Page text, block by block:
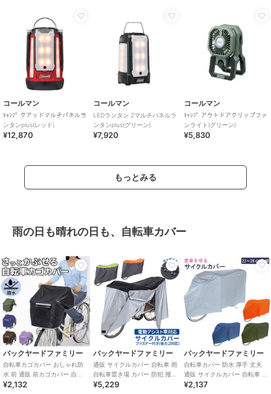
コールマン
ｷｬﾝﾌﾟ クアッドマルチパネルラ
ンタンplus(レッド)
¥12,870
コールマン
LEDランタン 2マルチパネルラ
ンタンplus(グリーン)
¥7,920
コールマン
ｷｬﾝﾌﾟ アウトドアクリップファ
ンライト(グリーン)
¥5,830
もっとみる
雨の日も晴れの日も、自転車カバー
バックヤードファミリー
自転車カゴカバー おしゃれ防
水 前 通販 前カゴカバー 自転
車 撥水 はっ水 雨 ホコリ シン
¥2,132
バックヤードファミリー
通販 サイクルカバー 自転車 雨
自転車置き場 カバー 防犯 撥水
はっ水 風飛び防止 飛ばない バ
¥5,229
バックヤードファミリー
自転車カバー 防水 厚手 丈夫
通販 サイクルカバー 自転車 雨
自転車置き場 カバー 防犯 撥水
¥2,137